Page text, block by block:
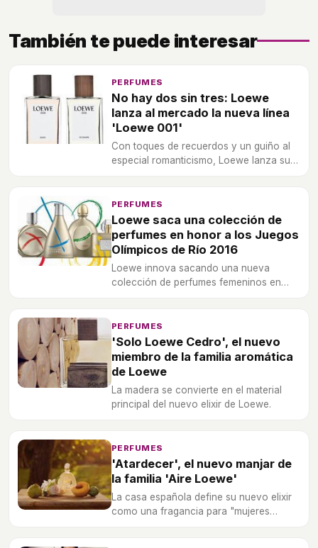
También te puede interesar
PERFUMES
No hay dos sin tres: Loewe
lanza al mercado la nueva línea
'Loewe 001'
Con toques de recuerdos y un guiño al
especial romanticismo, Loewe lanza su
PERFUMES
Loewe saca una colección de
perfumes en honor a los Juegos
Olímpicos de Río 2016
Loewe innova sacando una nueva
colección de perfumes femeninos en
PERFUMES
'Solo Loewe Cedro', el nuevo
miembro de la familia aromática
de Loewe
La madera se convierte en el material
principal del nuevo elixir de Loewe.
PERFUMES
'Atardecer', el nuevo manjar de
la familia 'Aire Loewe'
La casa española define su nuevo elixir
como una fragancia para "mujeres